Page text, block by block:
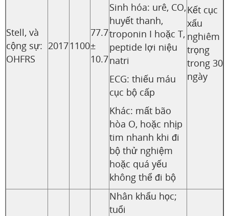
Stell, và
cộng sự:
OHFRS
20171100
77.7
±
10.7
Sinh hóa: urê, CO,
huyết thanh,
troponin I hoặc T,
peptide lợi niệu
natri
ECG: thiếu máu
cục bộ cấp
Khác: mất bão
hòa O, hoặc nhịp
tim nhanh khi đi
bộ thử nghiệm
hoặc quá yếu
không thể đi bộ
Kết cục
xấu
nghiêm
trọng
trong 30
ngày
Nhân khẩu học;
tuổi